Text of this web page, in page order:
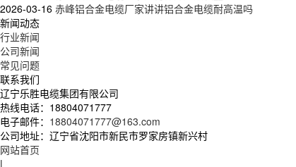
2026-03-16 赤峰铝合金电缆厂家讲讲铝合金电缆耐高温吗
新闻动态
行业新闻
公司新闻
常见问题
联系我们
辽宁乐胜电缆集团有限公司
热线电话： 18804071777
电子邮件： 18804071777@163.com
公司地址： 辽宁省沈阳市新民市罗家房镇新兴村
网站首页
|